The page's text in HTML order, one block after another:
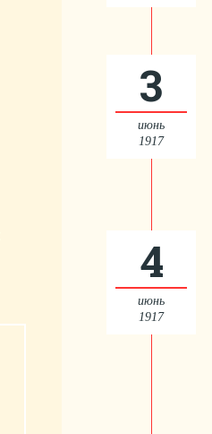
3
июнь
1917
4
июнь
1917